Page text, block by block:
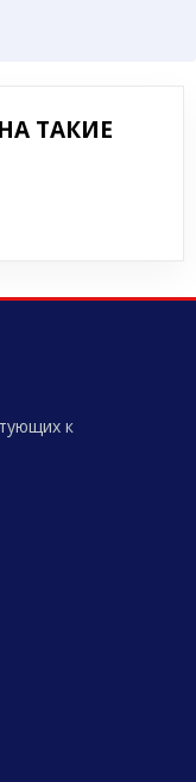
ТАКИЕ
к